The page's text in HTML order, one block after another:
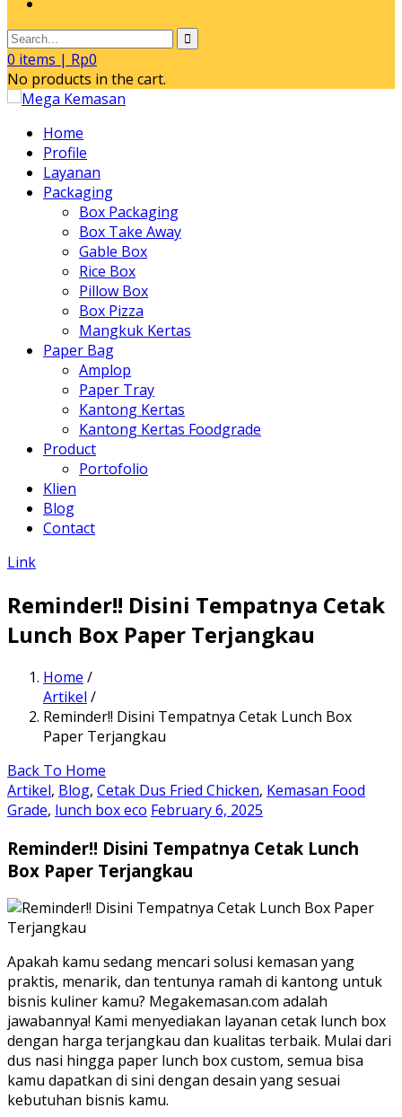
0 items | Rp0
No products in the cart.
Home
Profile
Layanan
Packaging
Box Packaging
Box Take Away
Gable Box
Rice Box
Pillow Box
Box Pizza
Mangkuk Kertas
Paper Bag
Amplop
Paper Tray
Kantong Kertas
Kantong Kertas Foodgrade
Product
Portofolio
Klien
Blog
Contact
Link
Reminder!! Disini Tempatnya Cetak
Lunch Box Paper Terjangkau
Home /
Artikel /
Reminder!! Disini Tempatnya Cetak Lunch Box
Paper Terjangkau
Back To Home
Artikel, Blog, Cetak Dus Fried Chicken, Kemasan Food
Grade, lunch box eco February 6, 2025
Reminder!! Disini Tempatnya Cetak Lunch
Box Paper Terjangkau
Apakah kamu sedang mencari solusi kemasan yang
praktis, menarik, dan tentunya ramah di kantong untuk
bisnis kuliner kamu? Megakemasan.com adalah
jawabannya! Kami menyediakan layanan cetak lunch box
dengan harga terjangkau dan kualitas terbaik. Mulai dari
dus nasi hingga paper lunch box custom, semua bisa
kamu dapatkan di sini dengan desain yang sesuai
kebutuhan bisnis kamu.